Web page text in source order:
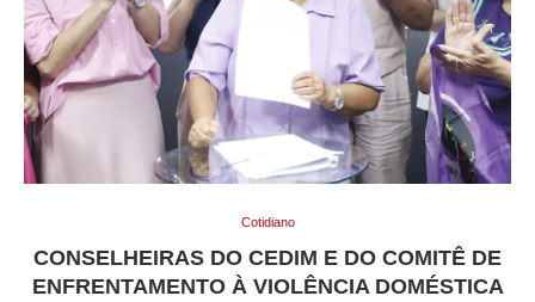
Cotidiano
CONSELHEIRAS DO CEDIM E DO COMITÊ DE
ENFRENTAMENTO À VIOLÊNCIA DOMÉSTICA